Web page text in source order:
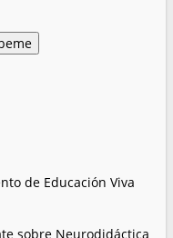
de Educación Viva
sobre Neurodidáctica